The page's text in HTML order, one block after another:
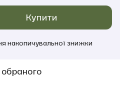
Купити
накопичувальної знижки